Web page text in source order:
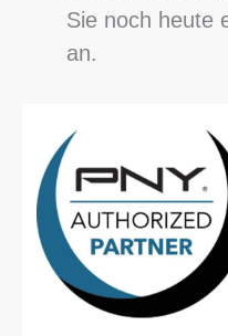
Sie noch heute
an.